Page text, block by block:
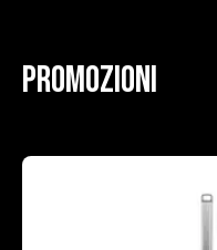
Promozioni